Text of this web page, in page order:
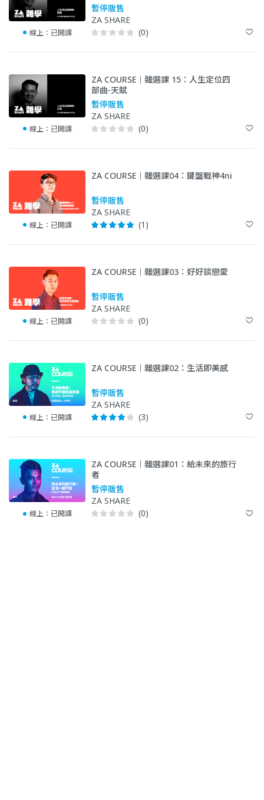
線上： 已開課
暫停販售
ZA SHARE
(0)
線上： 已開課
ZA COURSE｜雜選課 15：人生定位四
部曲-天賦
暫停販售
ZA SHARE
(0)
線上： 已開課
ZA COURSE｜雜選課04：鍵盤戰神4ni
暫停販售
ZA SHARE
(1)
線上： 已開課
ZA COURSE｜雜選課03：好好談戀愛
暫停販售
ZA SHARE
(0)
線上： 已開課
ZA COURSE｜雜選課02：生活即美感
暫停販售
ZA SHARE
(3)
線上： 已開課
ZA COURSE｜雜選課01：給未來的旅行
者
暫停販售
ZA SHARE
(0)